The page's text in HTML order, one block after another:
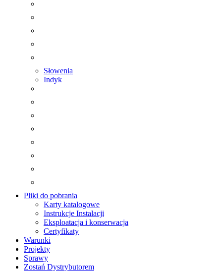
Słowenia
Indyk
Pliki do pobrania
Karty katalogowe
Instrukcje Instalacji
Eksploatacja i konserwacja
Certyfikaty
Warunki
Projekty
Sprawy
Zostań Dystrybutorem